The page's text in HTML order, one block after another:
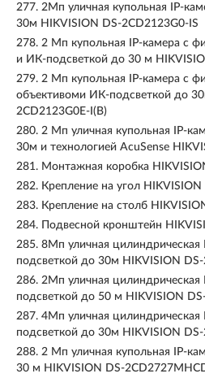
277. 2Мп уличная купольная IP-
30м HIKVISION DS-2CD2123G0-IS
278. 2 Мп купольная IP-камера с
и ИК-подсветкой до 30 м
279. 2 Мп купольная IP-камера с
объективоми ИК-подсветкой до
2CD2123G0E-I(B)
280. 2 Мп уличная купольная IP-
30м и технологией AcuSense
281. Монтажная коробка
282. Крепление на угол HIKVISION
283. Крепление на столб
284.
Подвесной кронштейн
285. 8Мп уличная цилиндрическая
подсветкой до 30м HIKVISION
286. 2Мп уличная цилиндрическая
подсветкой до 50 м HIKVISION
287. 4Мп уличная цилиндрическая
подсветкой до 30м HIKVISION DS-
288. 2 Мп уличная купольная IP-
30 м HIKVISION DS-